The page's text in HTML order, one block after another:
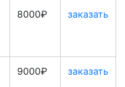
8000₽ заказать
9000₽ заказать